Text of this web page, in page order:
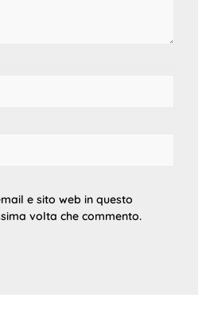
e sito web in questo
volta che commento.